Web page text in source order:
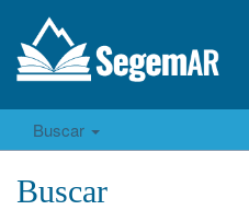
Buscar
Buscar